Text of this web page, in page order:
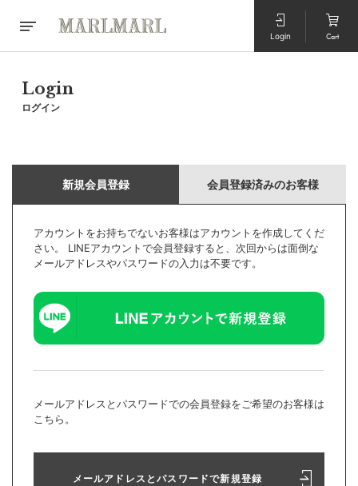
Login Cart
Login
ログイン
新規会員登録 会員登録済みのお客様
アカウントをお持ちでないお客様はアカウントを作成してくだ
さい。 LINEアカウントで会員登録すると、次回からは面倒な
メールアドレスやパスワードの入力は不要です。
メールアドレスとパスワードでの会員登録をご希望のお客様は
こちら。
メールアドレスとパスワードで新規登録